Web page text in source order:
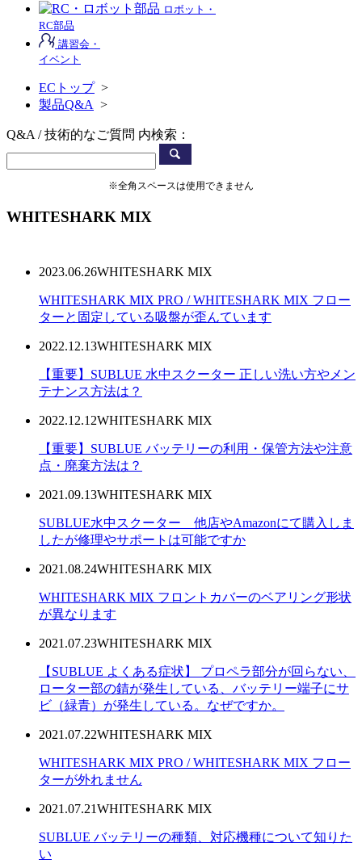
ロボット・
RC部品
講習会・
イベント
ECトップ>
製品Q&A >
Q&A / 技術的なご質問 内検索：
※全角スペースは使用できません
WHITESHARK MIX
2023.06.26WHITESHARK MIX
WHITESHARK MIX PRO / WHITESHARK MIX フロー
ターと固定している吸盤が歪んています
2022.12.13WHITESHARK MIX
【重要】SUBLUE 水中スクーター 正しい洗い方やメン
テナンス方法は？
2022.12.12WHITESHARK MIX
【重要】SUBLUE バッテリーの利用・保管方法や注意
点・廃棄方法は？
2021.09.13WHITESHARK MIX
SUBLUE水中スクーター 他店やAmazonにて購入しま
したが修理やサポートは可能ですか
2021.08.24WHITESHARK MIX
WHITESHARK MIX フロントカバーのベアリング形状
が異なります
2021.07.23WHITESHARK MIX
【SUBLUE よくある症状】 プロペラ部分が回らない、
ローター部の錆が発生している、バッテリー端子にサ
ビ（緑青）が発生している。なぜですか。
2021.07.22WHITESHARK MIX
WHITESHARK MIX PRO / WHITESHARK MIX フロー
ターが外れません
2021.07.21WHITESHARK MIX
SUBLUE バッテリーの種類、対応機種について知りた
い